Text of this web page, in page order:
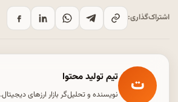
اشتراک‌گذاری:
ت تیم تولید محتوا
نویسنده و تحلیل‌گر بازار ارزهای دیجیتال.